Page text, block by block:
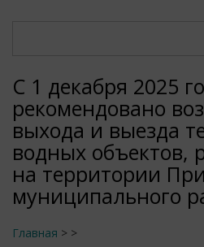
С 1 декабря 2025
рекомендовано
выхода и выезда
водных объектов,
на территории
муниципального
Главная > >